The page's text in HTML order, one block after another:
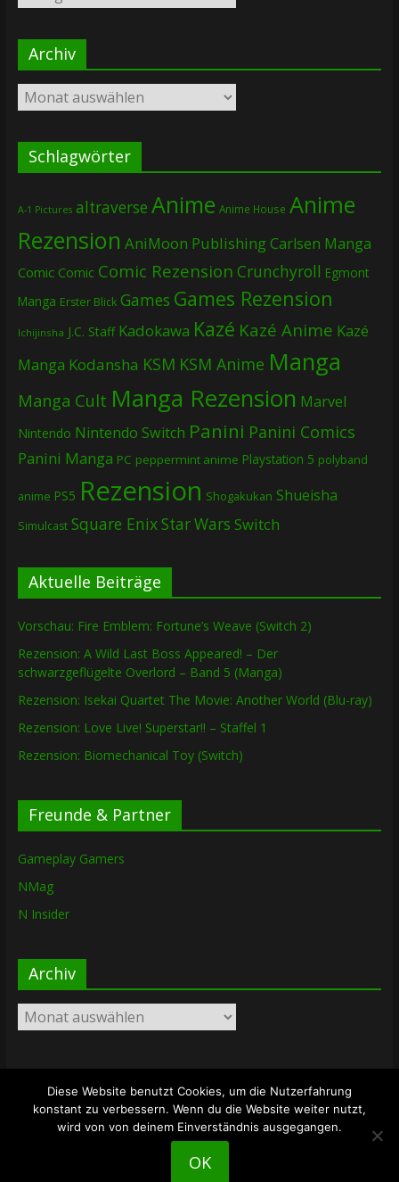
Archiv
Archiv
Schlagwörter
A-1 Pictures altraverse Anime Anime House Anime
Rezension AniMoon PublishingCarlsen Manga
Comic Comic Comic Rezension Crunchyroll Egmont
Manga Erster Blick Games Games Rezension
Ichijinsha J.C. Staff Kadokawa Kazé Kazé Anime Kazé
Manga Kodansha KSM KSM Anime Manga
Manga Cult Manga Rezension Marvel
Nintendo Nintendo Switch Panini Panini Comics
Panini Manga PC peppermint anime Playstation 5 polyband
anime PS5 Rezension Shogakukan Shueisha
Simulcast Square EnixStar Wars Switch
Aktuelle Beiträge
Vorschau: Fire Emblem: Fortune’s Weave (Switch 2)
Rezension: A Wild Last Boss Appeared! – Der
schwarzgeflügelte Overlord – Band 5 (Manga)
Rezension: Isekai Quartet The Movie: Another World (Blu-ray)
Rezension: Love Live! Superstar!! – Staffel 1
Rezension: Biomechanical Toy (Switch)
Freunde & Partner
Gameplay Gamers
NMag
N Insider
Archiv
Archiv
Copyright © 2026The Lost Dungeon. Alle Rechte vorbehalten.
Theme: ColorMag vonThemeGrill. Bereitgestellt von
WordPress
Diese Website benutzt Cookies, um die Nutzerfahrung
konstant zu verbessern. Wenn du die Website weiter nutzt,
wird von von deinem Einverständnis ausgegangen.
OK